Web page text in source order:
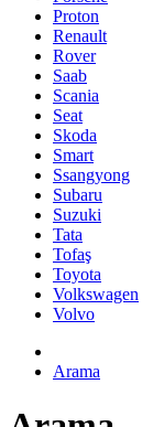
Proton
Renault
Rover
Saab
Scania
Seat
Skoda
Smart
Ssangyong
Subaru
Suzuki
Tata
Tofaş
Toyota
Volkswagen
Volvo
Arama